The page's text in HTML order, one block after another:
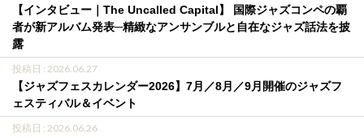
【インタビュー｜The Uncalled Capital】 国際ジャズコンペの覇
者が新アルバム発表─精緻なアンサンブルと自在なジャズ話法を披
露
投稿日 : 2026.06.27
【ジャズフェスカレンダー2026】7月／8月／9月開催のジャズフ
ェスティバル＆イベント
投稿日 : 2026.06.26